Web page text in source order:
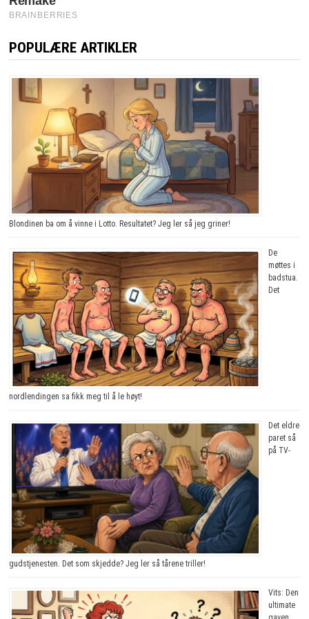
POPULÆRE ARTIKLER
Blondinen ba om å vinne i Lotto. Resultatet? Jeg ler så jeg griner!
De
møttes i
badstua.
Det
nordlendingen sa fikk meg til å le høyt!
Det eldre
paret så
på TV-
gudstjenesten. Det som skjedde? Jeg ler så tårene triller!
Vits: Den
ultimate